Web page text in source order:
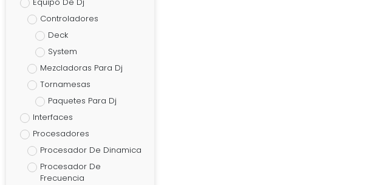
Equipo De Dj
Controladores
Deck
System
Mezcladoras Para Dj
Tornamesas
Paquetes Para Dj
Interfaces
Procesadores
Procesador De Dinamica
Procesador De
Frecuencia